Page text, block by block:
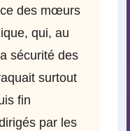
des mœurs
qui, au
sécurité des
surtout
fin
par les